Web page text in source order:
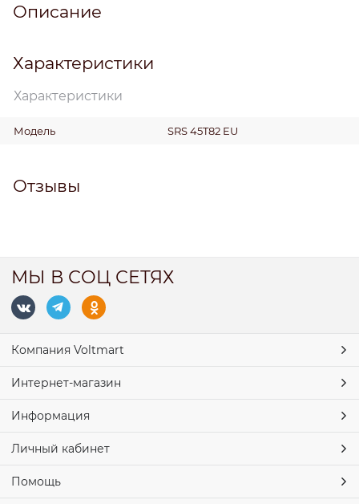
Описание
Характеристики
Характеристики
Модель SRS 45T82 EU
Отзывы
МЫ В СОЦ СЕТЯХ
Компания Voltmart
Интернет-магазин
Информация
Личный кабинет
Помощь